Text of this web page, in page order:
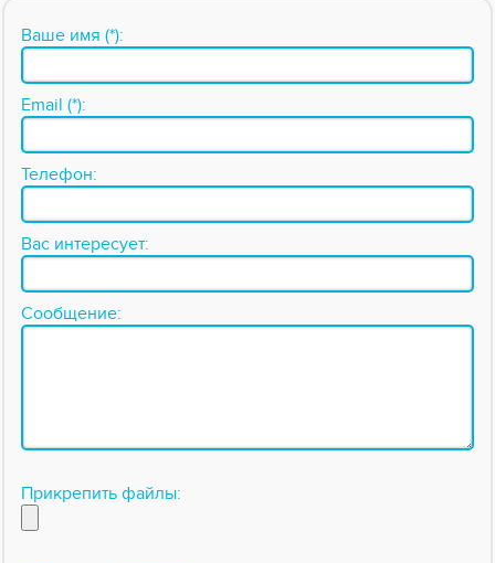
Ваше имя (*):
Email (*):
Телефон:
Вас интересует:
Сообщение:
Прикрепить файлы: